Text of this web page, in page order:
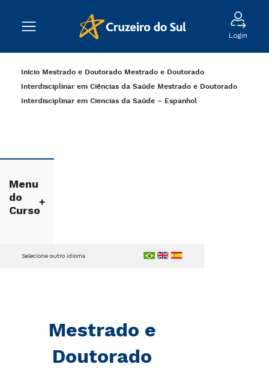
Login
Início Mestrado e Doutorado Mestrado e Doutorado
Interdisciplinar em Ciências da Saúde Mestrado e Doutorado
Interdisciplinar em Ciencias da Saúde – Espanhol
Menu
do
Curso
Mestrado e
Doutorado
Selecione outro idioma